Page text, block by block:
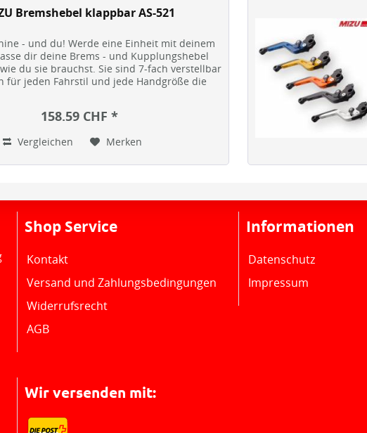
Bremshebel klappbar AS-521
- und du! Werde eine Einheit mit deinem
dir deine Brems - und Kupplungshebel
du sie brauchst. Sie sind 7-fach verstellbar
für jeden Fahrstil und jede Handgröße die
158.59 CHF *
Vergleichen Merken
Shop Service
Kontakt
Versand und Zahlungsbedingungen
Widerrufsrecht
AGB
Informationen
Datenschutz
Impressum
Wir versenden mit: